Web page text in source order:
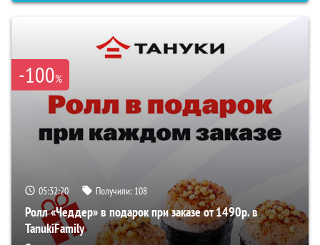
-100%
05:32:20 Получили: 108
Ролл «Чеддер» в подарок при заказе от 1490р. в
TanukiFamily